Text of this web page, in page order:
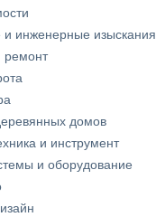
и инженерные изыскания
ремонт
домов
и инструмент
и оборудование